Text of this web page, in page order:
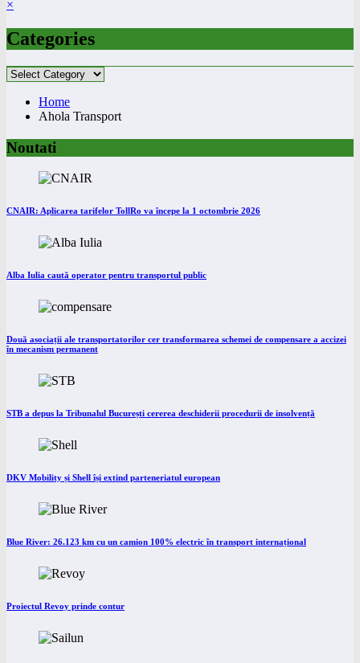
×
Categories
Categories
Home
Ahola Transport
Noutati
CNAIR: Aplicarea tarifelor TollRo va începe la 1 octombrie 2026
Alba Iulia caută operator pentru transportul public
Două asociații ale transportatorilor cer transformarea schemei de compensare a accizei
în mecanism permanent
STB a depus la Tribunalul București cererea deschiderii procedurii de insolvență
DKV Mobility și Shell își extind parteneriatul european
Blue River: 26.123 km cu un camion 100% electric în transport internațional
Proiectul Revoy prinde contur